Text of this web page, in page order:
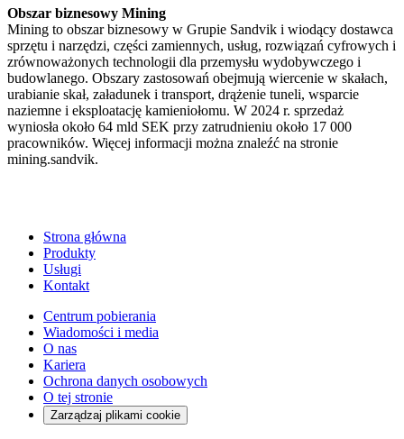
Obszar biznesowy Mining
Mining to obszar biznesowy w Grupie Sandvik i wiodący dostawca
sprzętu i narzędzi, części zamiennych, usług, rozwiązań cyfrowych i
zrównoważonych technologii dla przemysłu wydobywczego i
budowlanego. Obszary zastosowań obejmują wiercenie w skałach,
urabianie skał, załadunek i transport, drążenie tuneli, wsparcie
naziemne i eksploatację kamieniołomu. W 2024 r. sprzedaż
wyniosła około 64 mld SEK przy zatrudnieniu około 17 000
pracowników. Więcej informacji można znaleźć na stronie
mining.sandvik.
Strona główna
Produkty
Usługi
Kontakt
Centrum pobierania
Wiadomości i media
O nas
Kariera
Ochrona danych osobowych
O tej stronie
Zarządzaj plikami cookie